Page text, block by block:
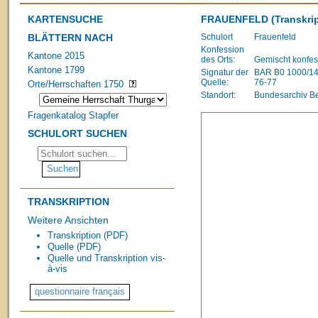
KARTENSUCHE
BLÄTTERN NACH
Kantone 2015
Kantone 1799
Orte/Herrschaften 1750
Fragenkatalog Stapfer
SCHULORT SUCHEN
TRANSKRIPTION
Weitere Ansichten
Transkription (PDF)
Quelle (PDF)
Quelle und Transkription vis-
à-vis
FRAUENFELD
Schulort
Frauenfeld
Konfession
des Orts:
Gemischt
Signatur der
Quelle:
BAR B0 1000/
76-77
Standort:
Bundesarchiv